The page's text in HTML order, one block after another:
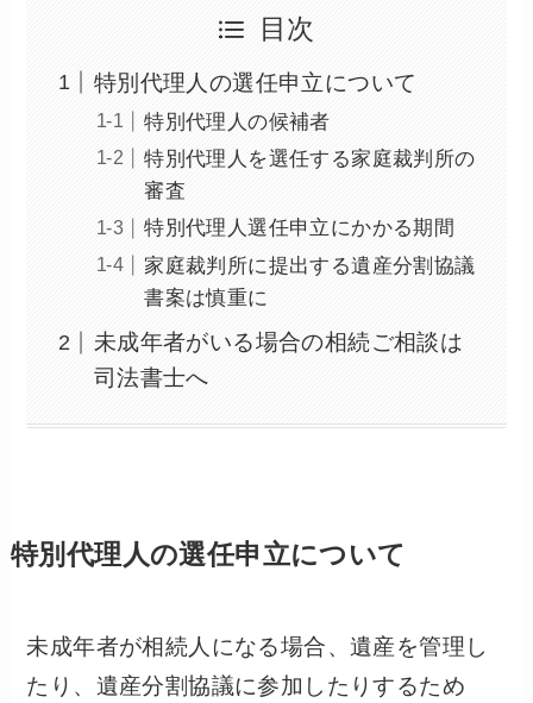
目次
特別代理人の選任申立について
特別代理人の候補者
特別代理人を選任する家庭裁判所の
審査
特別代理人選任申立にかかる期間
家庭裁判所に提出する遺産分割協議
書案は慎重に
未成年者がいる場合の相続ご相談は
司法書士へ
特別代理人の選任申立について
未成年者が相続人になる場合、遺産を管理し
たり、遺産分割協議に参加したりするため